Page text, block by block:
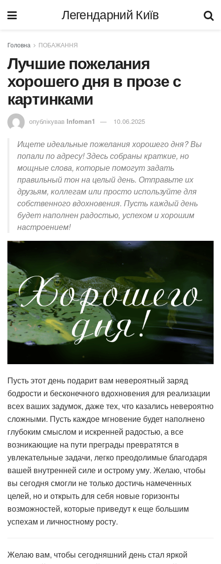
Легендарний Київ
Головна ПОБАЖАННЯ
Лучшие пожелания
хорошего дня в прозе с
картинками
опублікував Infoman1 10.06.2025
Ищете идеальные пожелания хорошего дня? Вы
попали по адресу! Здесь собраны краткие, но
мощные слова, которые помогут задать
правильный тон на целый день. Отправьте их
друзьям, коллегам или просто используйте для
собственного вдохновения. Пусть каждый день
будет наполнен радостью, успехом и хорошим
настроением!
Пусть этот день подарит вам невероятный заряд
бодрости и бесконечного вдохновения для реализации
всех ваших задумок, даже тех, что казались невероятно
сложными. Пусть каждое мгновение будет наполнено
глубоким смыслом и искренней радостью, а все
возникающие на пути преграды превратятся в
увлекательные задачи, легко преодолимые благодаря
вашей внутренней силе и острому уму. Желаю, чтобы
вы сегодня смогли не только достичь намеченных
целей, но и открыть для себя новые горизонты
возможностей, которые приведут к еще большим
успехам и личностному росту.
Желаю вам, чтобы сегодняшний день стал яркой